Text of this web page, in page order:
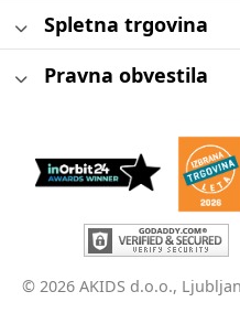
Spletna trgovina
Pravna obvestila
© 2026 AKIDS d.o.o.,